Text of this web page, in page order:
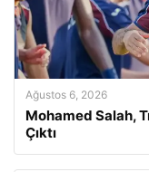
Ağustos 6, 2026
Mohamed Salah,
Çıktı